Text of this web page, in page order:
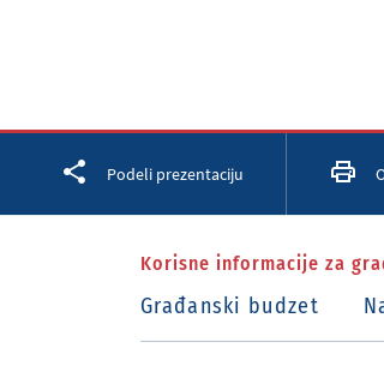
Podeli prezentaciju
Facebook
Korisne informacije za
Građanski budzet